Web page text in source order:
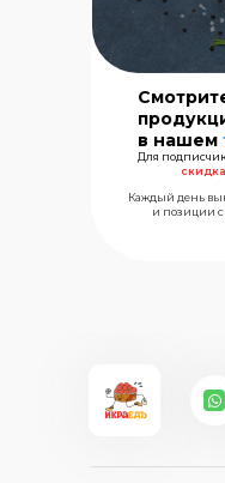
в нашем
Для
скидка
Каждый день
и позиции